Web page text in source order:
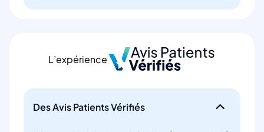
L’expérience
Des Avis Patients Vérifiés